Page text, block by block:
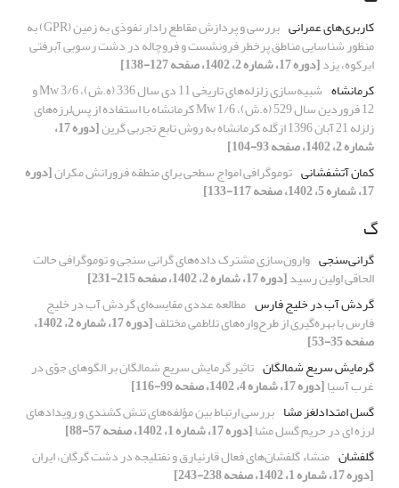
کاربری‌های عمرانی بررسی و پردازش مقاطع رادار نفوذی به زمین (GPR) به
منظور شناسایی مناطق پرخطر فرونشست و فروچاله در دشت رسوبی آبرفتی
ابرکوه، یزد[دوره 17، شماره 2، 1402، صفحه 127-138]
کرمانشاه
شبیه‌سازی زلزله‌های تاریخی 11 دی سال 336 (ه.ش)، 3/6 Mw و
12 فروردین سال 529 (ه.ش)، 1/6 Mw کرمانشاه با استفاده از پس‌لرزه‌های
زلزله 21 آبان 1396 ازگله کرمانشاه به روش تابع تجربی گرین [دوره 17،
شماره 2، 1402، صفحه 93-104]
کمان آتشفشانی توموگرافی امواج سطحی برای منطقه فرورانش مکران[دوره
17، شماره 5، 1402، صفحه 117-133]
گ
گرانی‌سنجی وارون‌سازی مشترک داده‌های گرانی سنجی و توموگرافی حالت
الحاقی اولین رسید[دوره 17، شماره 2، 1402، صفحه 215-231]
گردش آب در خلیج فارس مطالعه عددی مقایسه‌ای گردش آب در خلیج
فارس با بهره‌گیری از طرح‌واره‌های تلاطمی مختلف [دوره 17، شماره 2، 1402،
صفحه 35-53]
گرمایش سریع شمالگان تاثیر گرمایش سریع شمالگان بر الگوهای جوّی در
غرب آسیا[دوره 17، شماره 4، 1402، صفحه 99-116]
گسل امتدادلغز مشا بررسی ارتباط بین مؤلفه‌های تنش کشندی و رویدادهای
لرزه‌ ای در حریم گسل مشا[دوره 17، شماره 1، 1402، صفحه 57-88]
گلفشان منشاء گلفشان‌های فعال قارنیارق و نفتلیجه در دشت گرگان، ایران
[دوره 17، شماره 1، 1402، صفحه 238-243]